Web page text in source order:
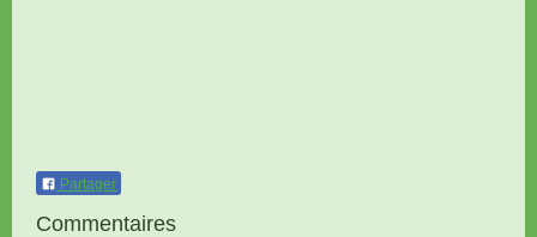
Partager
Commentaires